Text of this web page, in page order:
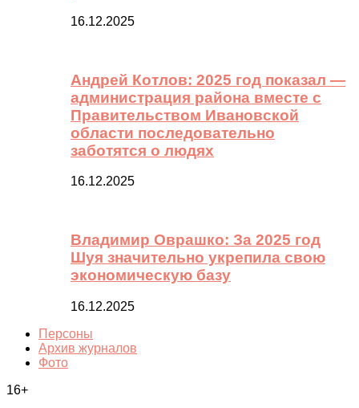
16.12.2025
Андрей Котлов: 2025 год показал —
администрация района вместе с
Правительством Ивановской
области последовательно
заботятся о людях
16.12.2025
Владимир Оврашко: За 2025 год
Шуя значительно укрепила свою
экономическую базу
16.12.2025
Персоны
Архив журналов
Фото
16+